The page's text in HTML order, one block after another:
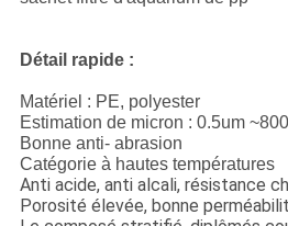
Détail rapide :
Matériel : PE, polyester
Estimation de micron : 0.5um
Bonne anti- abrasion
Catégorie à hautes températures
Anti acide, anti alcali, résistance
Porosité élevée, bonne